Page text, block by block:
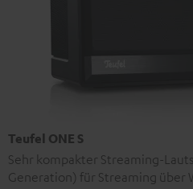
Teufel ONE S
Sehr kompakter Streaming-
Generation) für Streaming über